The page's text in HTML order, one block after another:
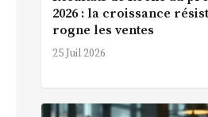
2026 : la croissance
rogne les ventes
25 Juil 2026